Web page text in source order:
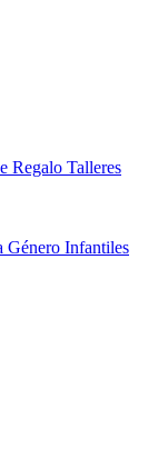
Regalo Talleres
Género Infantiles